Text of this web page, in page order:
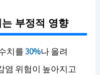
부정적 영향
치를30%나 올려
염 위험이 높아지고